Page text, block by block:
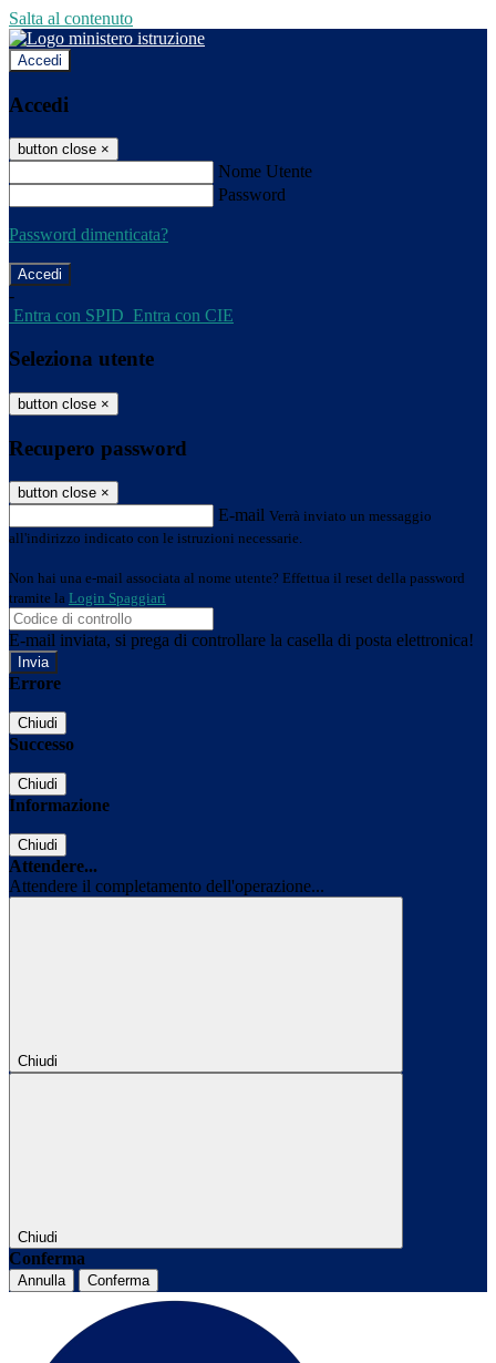
Salta al contenuto
Accedi
Accedi
button close ×
Nome Utente
Password
Password dimenticata?
-
Entra con SPID Entra con CIE
Seleziona utente
button close ×
Recupero password
button close ×
E-mail Verrà inviato un messaggio
all'indirizzo indicato con le istruzioni necessarie.
Non hai una e-mail associata al nome utente? Effettua il reset della password
tramite la Login Spaggiari
E-mail inviata, si prega di controllare la casella di posta elettronica!
Errore
Chiudi
Successo
Chiudi
Informazione
Chiudi
Attendere...
Attendere il completamento dell'operazione...
Chiudi
Chiudi
Conferma
Annulla Conferma